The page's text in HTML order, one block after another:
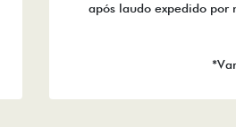
após laudo expedido por